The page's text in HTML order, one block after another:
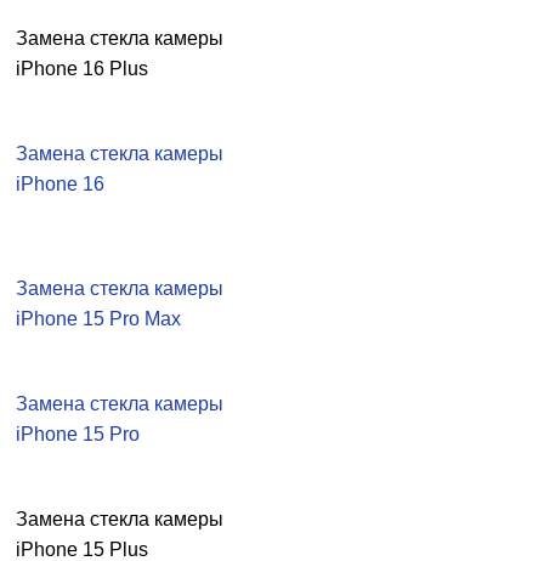
Замена стекла камеры
iPhone 16 Plus
Замена стекла камеры
iPhone 16
Замена стекла камеры
iPhone 15 Pro Max
Замена стекла камеры
iPhone 15 Pro
Замена стекла камеры
iPhone 15 Plus